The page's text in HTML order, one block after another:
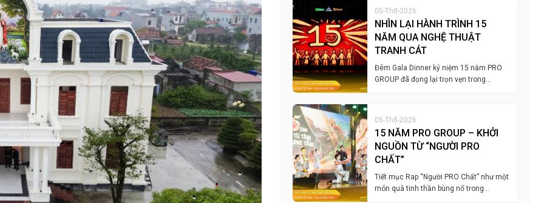
05-Th8-2026
NHÌN LẠI HÀNH TRÌNH 15
NĂM QUA NGHỆ THUẬT
TRANH CÁT
Đêm Gala Dinner kỷ niệm 15 năm PRO
GROUP đã đọng lại trọn vẹn trong…
05-Th8-2026
15 NĂM PRO GROUP – KHỞI
NGUỒN TỪ “NGƯỜI PRO
CHẤT”
Tiết mục Rap “Người PRO Chất” như một
món quà tinh thần bùng nổ trong…